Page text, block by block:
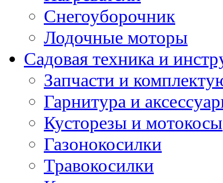
Снегоуборочник
Лодочные моторы
Садовая техника и
Запчасти и
Гарнитура и
Кусторезы и мотокосы
Газонокосилки
Травокосилки